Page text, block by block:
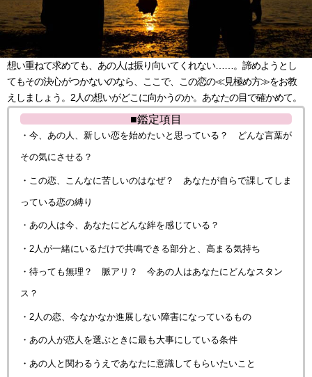
想い重ねて求めても、あの人は振り向いてくれない……。諦めようとし
てもその決心がつかないのなら、ここで、この恋の≪見極め方≫をお教
えしましょう。2人の想いがどこに向かうのか。あなたの目で確かめて。
■鑑定項目
・今、あの人、新しい恋を始めたいと思っている？ どんな言葉が
その気にさせる？
・この恋、こんなに苦しいのはなぜ？ あなたが自らで課してしま
っている恋の縛り
・あの人は今、あなたにどんな絆を感じている？
・2人が一緒にいるだけで共鳴できる部分と、高まる気持ち
・待っても無理？ 脈アリ？ 今あの人はあなたにどんなスタン
ス？
・2人の恋、今なかなか進展しない障害になっているもの
・あの人が恋人を選ぶときに最も大事にしている条件
・あの人と関わるうえであなたに意識してもらいたいこと